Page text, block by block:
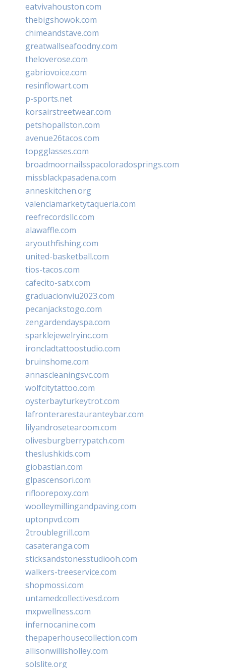
eatvivahouston.com
thebigshowok.com
chimeandstave.com
greatwallseafoodny.com
theloverose.com
gabriovoice.com
resinflowart.com
p-sports.net
korsairstreetwear.com
petshopallston.com
avenue26tacos.com
topgglasses.com
broadmoornailsspacoloradosprings.com
missblackpasadena.com
anneskitchen.org
valenciamarketytaqueria.com
reefrecordsllc.com
alawaffle.com
aryouthfishing.com
united-basketball.com
tios-tacos.com
cafecito-satx.com
graduacionviu2023.com
pecanjackstogo.com
zengardendayspa.com
sparklejewelryinc.com
ironcladtattoostudio.com
bruinshome.com
annascleaningsvc.com
wolfcitytattoo.com
oysterbayturkeytrot.com
lafronterarestauranteybar.com
lilyandrosetearoom.com
olivesburgberrypatch.com
theslushkids.com
giobastian.com
glpascensori.com
rifloorepoxy.com
woolleymillingandpaving.com
uptonpvd.com
2troublegrill.com
casateranga.com
sticksandstonesstudiooh.com
walkers-treeservice.com
shopmossi.com
untamedcollectivesd.com
mxpwellness.com
infernocanine.com
thepaperhousecollection.com
allisonwillisholley.com
solslite.org